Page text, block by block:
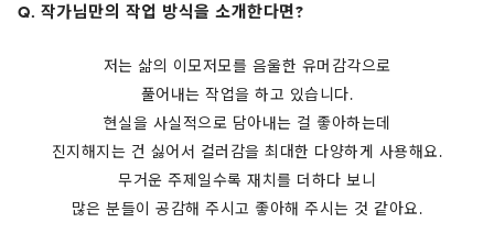
Q. 작가님만의 작업 방식을 소개한다면?
저는 삶의 이모저모를 음울한 유머감각으로
풀어내는 작업을 하고 있습니다.
현실을 사실적으로 담아내는 걸 좋아하는데
진지해지는 건 싫어서 컬러감을 최대한 다양하게 사용해요.
무거운 주제일수록 재치를 더하다 보니
많은 분들이 공감해 주시고 좋아해 주시는 것 같아요.